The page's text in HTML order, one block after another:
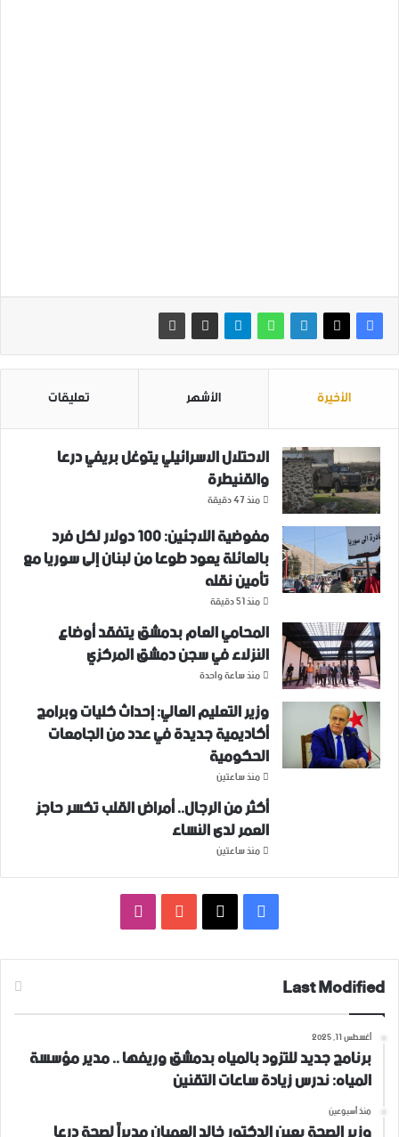
الأخيرة الأشهر تعليقات
الاحتلال الاسرائيلي يتوغل بريفي درعا
والقنيطرة
منذ 47 دقيقة
مفوضية اللاجئين: 100 دولار لكل فرد
بالعائلة يعود طوعا من لبنان إلى سوريا مع
تأمين نقله
منذ 51 دقيقة
المحامي العام بدمشق يتفقد أوضاع
النزلاء في سجن دمشق المركزي
منذ ساعة واحدة
وزير التعليم العالي: إحداث كليات وبرامج
أكاديمية جديدة في عدد من الجامعات
الحكومية
منذ ساعتين
أكثر من الرجال.. أمراض القلب تكسر حاجز
العمر لدى النساء
منذ ساعتين
فيسبوك ‫YouTube
Last Modified
أغسطس 11, 2025
برنامج جديد للتزود بالمياه بدمشق وريفها .. مدير مؤسسة
المياه: ندرس زيادة ساعات التقنين
منذ أسبوعين